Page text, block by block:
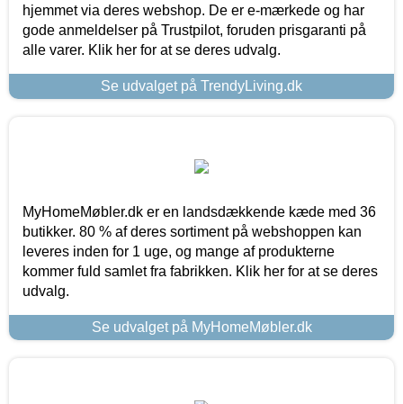
hjemmet via deres webshop. De er e-mærkede og har
gode anmeldelser på Trustpilot, foruden prisgaranti på
alle varer. Klik her for at se deres udvalg.
Se udvalget på TrendyLiving.dk
MyHomeMøbler.dk er en landsdækkende kæde med 36
butikker. 80 % af deres sortiment på webshoppen kan
leveres inden for 1 uge, og mange af produkterne
kommer fuld samlet fra fabrikken. Klik her for at se deres
udvalg.
Se udvalget på MyHomeMøbler.dk